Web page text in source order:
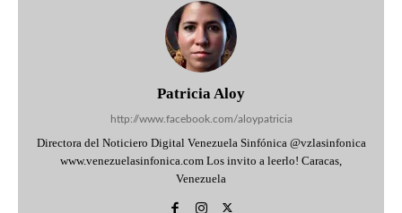
Patricia Aloy
http://www.facebook.com/aloypatricia
Directora del Noticiero Digital Venezuela Sinfónica @vzlasinfonica
www.venezuelasinfonica.com Los invito a leerlo! Caracas,
Venezuela